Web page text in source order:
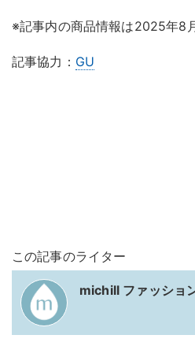
※記事内の商品情報は2025年8
記事協力： GU
この記事のライター
michill ファッショ